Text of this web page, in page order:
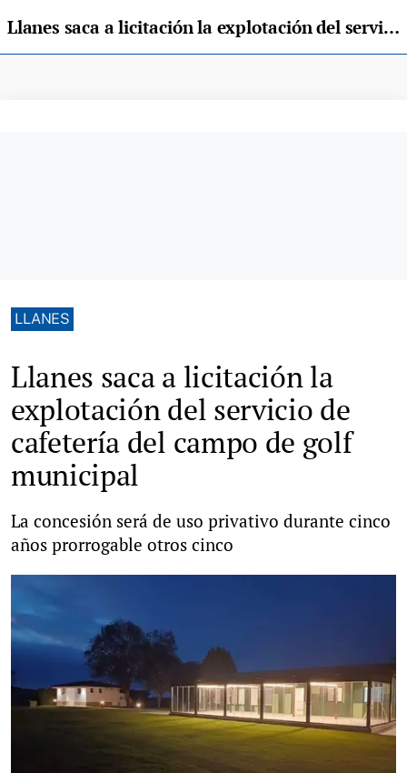
Llanes saca a licitación la explotación del servicio de cafetería del campo de golf municipal
LLANES
Llanes saca a licitación la
explotación del servicio de
cafetería del campo de golf
municipal
La concesión será de uso privativo durante cinco
años prorrogable otros cinco